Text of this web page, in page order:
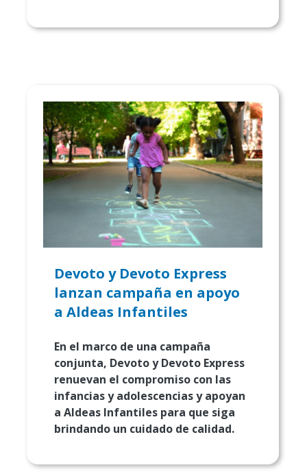
Devoto y Devoto Express
lanzan campaña en apoyo
a Aldeas Infantiles
En el marco de una campaña
conjunta, Devoto y Devoto Express
renuevan el compromiso con las
infancias y adolescencias y apoyan
a Aldeas Infantiles para que siga
brindando un cuidado de calidad.